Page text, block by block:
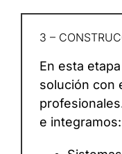
3 –
En esta
solución con
e integramos: